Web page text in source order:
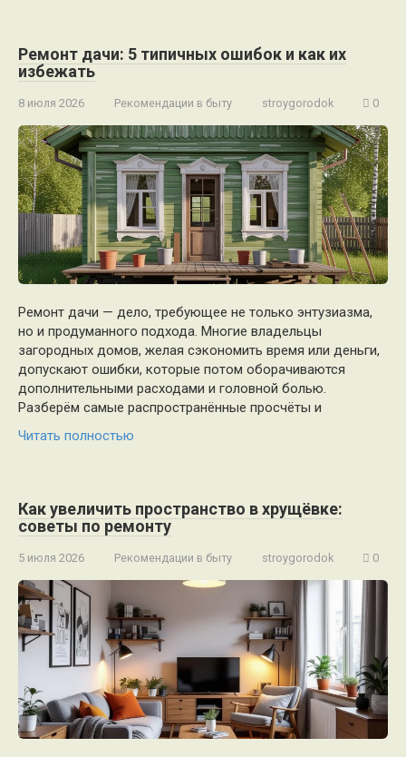
Ремонт дачи: 5 типичных ошибок и как их
избежать
8 июля 2026 Рекомендации в быту stroygorodok 0
Ремонт дачи — дело, требующее не только энтузиазма,
но и продуманного подхода. Многие владельцы
загородных домов, желая сэкономить время или деньги,
допускают ошибки, которые потом оборачиваются
дополнительными расходами и головной болью.
Разберём самые распространённые просчёты и
Читать полностью
Как увеличить пространство в хрущёвке:
советы по ремонту
5 июля 2026 Рекомендации в быту stroygorodok 0